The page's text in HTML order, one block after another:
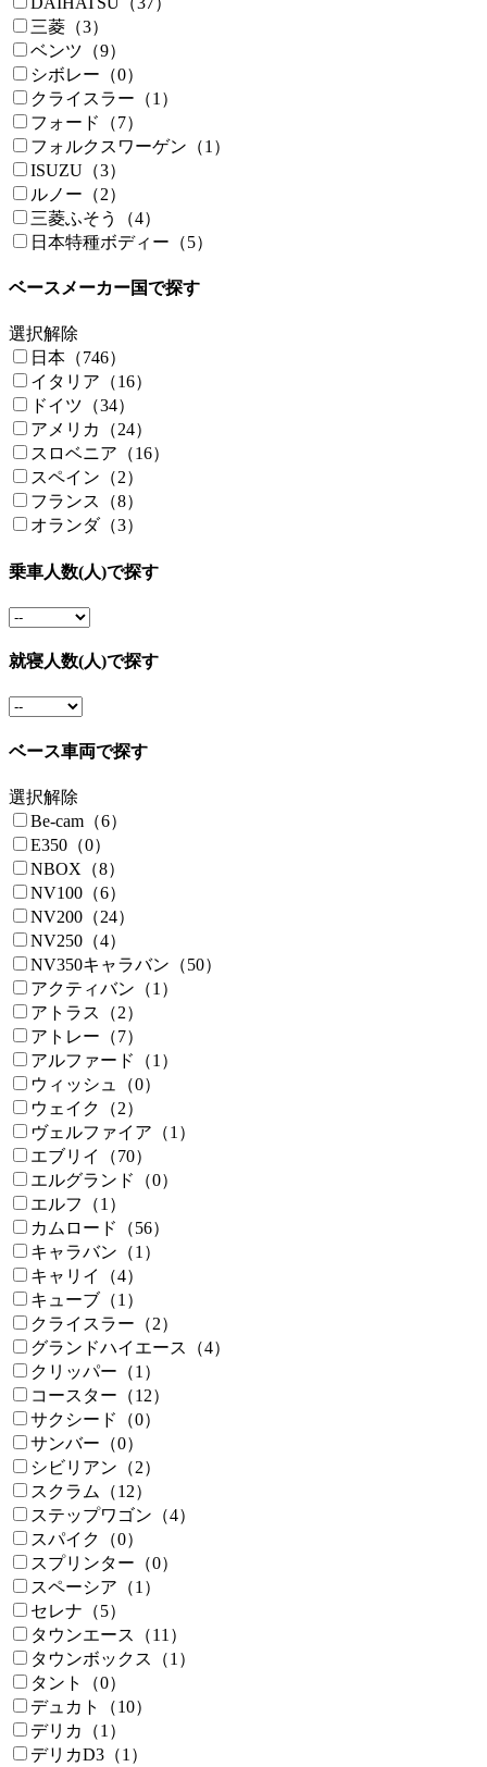
三菱（3）
ベンツ（9）
シボレー（0）
クライスラー（1）
フォード（7）
フォルクスワーゲン（1）
ISUZU（3）
ルノー（2）
三菱ふそう（4）
日本特種ボディー（5）
ベースメーカー国で探す
選択解除
日本（746）
イタリア（16）
ドイツ（34）
アメリカ（24）
スロベニア（16）
スペイン（2）
フランス（8）
オランダ（3）
乗車人数(人)で探す
就寝人数(人)で探す
ベース車両で探す
選択解除
Be-cam（6）
E350（0）
NBOX（8）
NV100（6）
NV200（24）
NV250（4）
NV350キャラバン（50）
アクティバン（1）
アトラス（2）
アトレー（7）
アルファード（1）
ウィッシュ（0）
ウェイク（2）
ヴェルファイア（1）
エブリイ（70）
エルグランド（0）
エルフ（1）
カムロード（56）
キャラバン（1）
キャリイ（4）
キューブ（1）
クライスラー（2）
グランドハイエース（4）
クリッパー（1）
コースター（12）
サクシード（0）
サンバー（0）
シビリアン（2）
スクラム（12）
ステップワゴン（4）
スパイク（0）
スプリンター（0）
スペーシア（1）
セレナ（5）
タウンエース（11）
タウンボックス（1）
タント（0）
デュカト（10）
デリカ（1）
デリカD3（1）